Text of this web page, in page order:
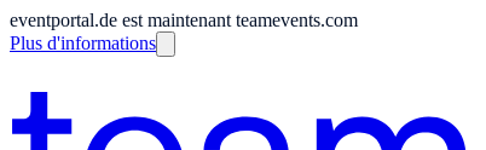
eventportal.de est maintenant teamevents.com
Plus d'informations